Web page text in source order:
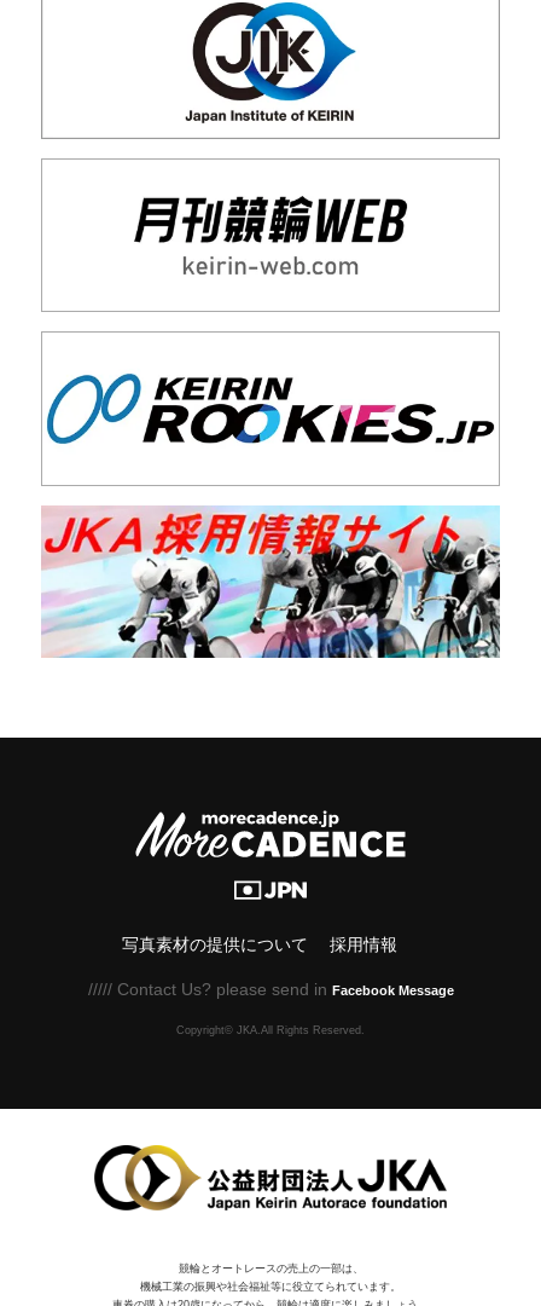
写真素材の提供について 採用情報
///// Contact Us? please send in Facebook Message
Copyright© JKA.All Rights Reserved.
競輪とオートレースの売上の一部は、
機械⼯業の振興や社会福祉等に役⽴てられています。